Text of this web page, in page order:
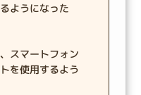
ようになった
スマートフォン
を使用するよう